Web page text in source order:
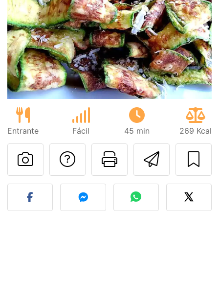
Entrante Fácil 45 min 269 Kcal
Imprimir
Preguntar al autor
Publicar la foto de esta